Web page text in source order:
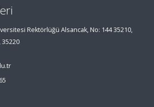
Rektörlüğü Alsancak, No: 144 35210,
35220